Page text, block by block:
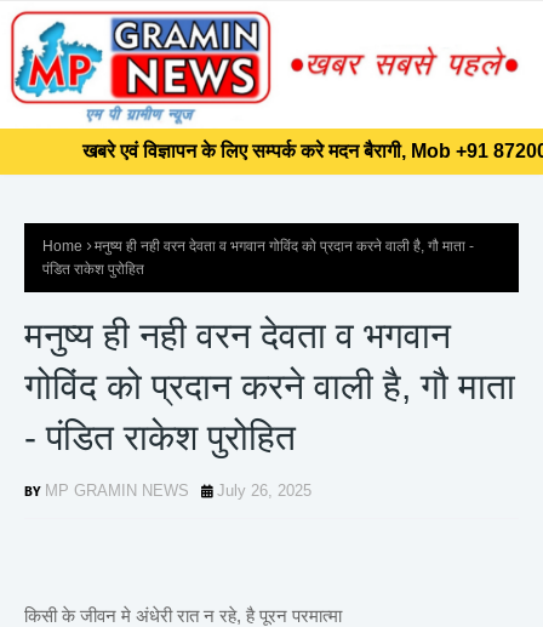
खबरे एवं विज्ञापन के लिए सम्पर्क करे मदन बैरागी, Mob +91
]]>
खबरे एवं विज्ञापन के लिए सम्पर्क करे मदन बैरागी, Mob +91
Home
मनुष्य ही नही वरन देवता व भगवान गोविंद को प्रदान करने वाली है, गौ माता -
पंडित राकेश पुरोहित
मनुष्य ही नही वरन देवता व भगवान
गोविंद को प्रदान करने वाली है, गौ माता
- पंडित राकेश पुरोहित
MP GRAMIN NEWS July 26, 2025
किसी के जीवन मे अंधेरी रात न रहे, है पूरन परमात्मा